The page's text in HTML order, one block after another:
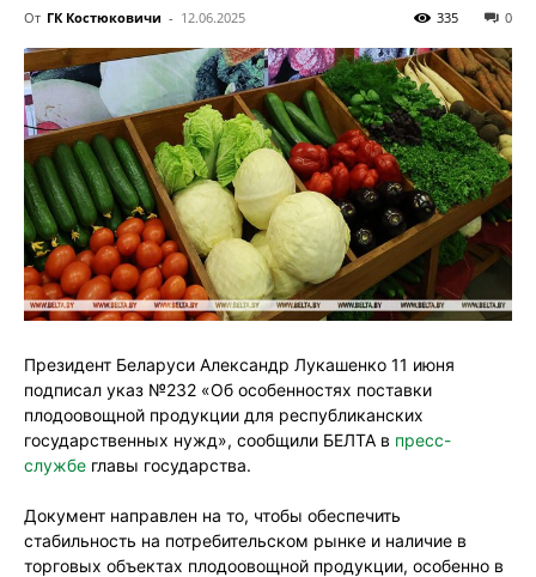
От ГК Костюковичи - 12.06.2025 0
335
Президент Беларуси Александр Лукашенко 11 июня
подписал указ №232 «Об особенностях поставки
плодоовощной продукции для республиканских
государственных нужд», сообщили БЕЛТА в пресс-
службе главы государства.
Документ направлен на то, чтобы обеспечить
стабильность на потребительском рынке и наличие в
торговых объектах плодоовощной продукции, особенно в